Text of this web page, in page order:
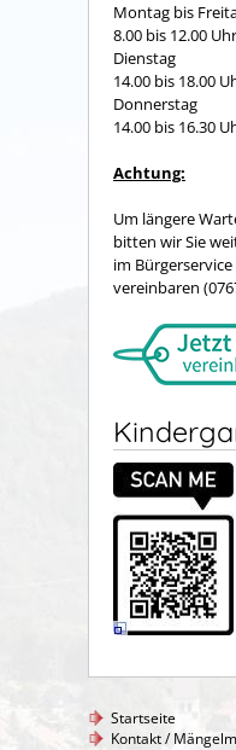
Montag bis
8.00 bis 12.00 Uhr
Dienstag
14.00 bis 18.00
Donnerstag
14.00 bis 16.30
Achtung:
Um längere
bitten wir Sie
im
vereinbaren
Startseite
Kontakt /